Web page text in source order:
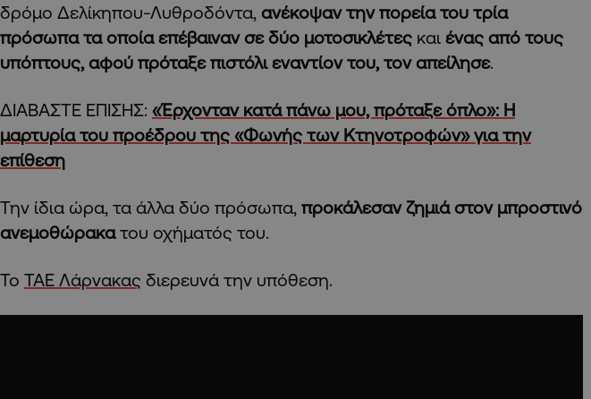
δρόμο Δελίκηπου-Λυθροδόντα, ανέκοψαν την πορεία του τρία
πρόσωπα τα οποία επέβαιναν σε δύο μοτοσικλέτες και ένας από τους
υπόπτους, αφού πρόταξε πιστόλι εναντίον του, τον απείλησε.
ΔΙΑΒΑΣΤΕ ΕΠΙΣΗΣ: «Έρχονταν κατά πάνω μου, πρόταξε όπλο»: Η
μαρτυρία του προέδρου της «Φωνής των Κτηνοτροφών» για την
επίθεση
Την ίδια ώρα, τα άλλα δύο πρόσωπα, προκάλεσαν ζημιά στον μπροστινό
ανεμοθώρακα του οχήματός του.
Το ΤΑΕ Λάρνακας διερευνά την υπόθεση.